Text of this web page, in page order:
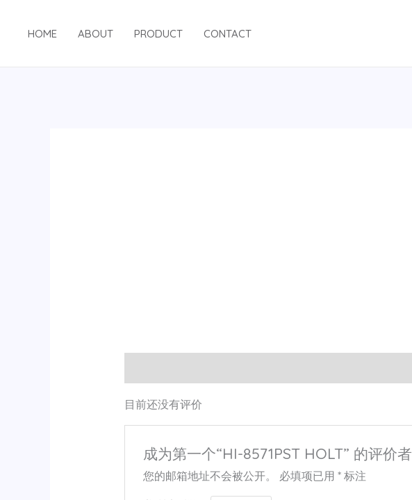
HOME ABOUT PRODUCT CONTACT
目前还没有评价
成为第一个“HI-8571PST HOLT” 的评价者
您的邮箱地址不会被公开。 必填项已用* 标注